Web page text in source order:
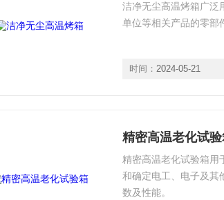
洁净无尘高温烤箱广泛
单位等相关产品的零部
时间： 2024-05-21
精密高温老化试
精密高温老化试验箱用
和确定电工、电子及其
数及性能。